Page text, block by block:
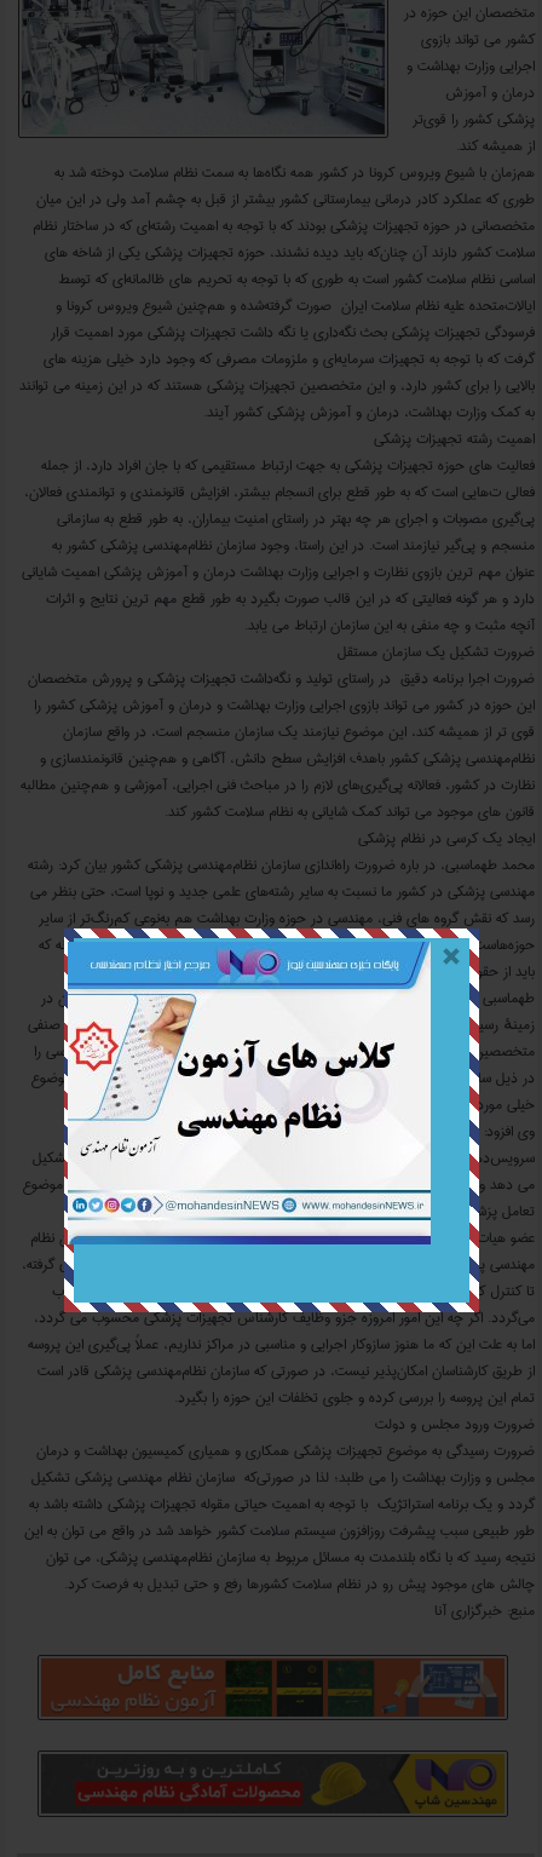
متخصصان این حوزه در
کشور می‌ تواند بازوی
اجرایی وزارت بهداشت و
درمان و آموزش
پزشکی کشور را قوی‌تر
از همیشه کند.
هم‌زمان با شیوع ویروس کرونا در کشور همه نگاه‌ها به سمت نظام سلامت دوخته شد به‌
طوری‌ که عملکرد کادر درمانی بیمارستانی کشور بیشتر از قبل به چشم آمد ولی در این میان
متخصصانی در حوزه تجهیزات پزشکی بودند که با توجه به اهمیت رشته‌ای که در ساختار نظام
سلامت کشور دارند آن ‌چنان‌که باید دیده نشدند، حوزه تجهیزات پزشکی یکی از شاخه‌ های
اساسی نظام سلامت کشور است به‌ طوری ‌که با توجه به تحریم ‌های ظالمانه‌ای که توسط
ایالات‌متحده علیه نظام سلامت ایران صورت گرفته‌شده و هم‌چنین شیوع ویروس کرونا و
فرسودگی تجهیزات پزشکی بحث نگه‌داری یا نگه داشت تجهیزات پزشکی مورد اهمیت قرار
گرفت که با توجه به تجهیزات سرمایه‌ای و ملزومات مصرفی که وجود دارد خیلی هزینه‌ های
بالایی را برای کشور دارد، و این متخصصین تجهیزات پزشکی هستند که در این زمینه می ‌توانند
به کمک وزارت بهداشت، درمان و آموزش پزشکی کشور آیند.
اهمیت رشته تجهیزات پزشکی
فعالیت‌ های حوزه تجهیزات پزشکی به جهت ارتباط مستقیمی که با جان افراد دارد، از جمله
فعالی ت‌هایی است که به‌ طور قطع برای انسجام بیشتر، افزایش قانونمندی و توانمندی فعالان،
پی‌گیری مصوبات و اجرای هر چه ‌بهتر در راستای امنیت بیماران، به ‌طور قطع به سازمانی
منسجم و پی‌گیر نیازمند است. در این راستا، وجود سازمان نظام‌مهندسی پزشکی کشور به
‌عنوان مهم ‌ترین بازوی نظارت و اجرایی وزارت بهداشت درمان و آموزش پزشکی اهمیت شایانی
دارد و هر گونه فعالیتی که در این قالب صورت بگیرد به‌ طور قطع مهم‌ ترین نتایج و اثرات
آنچه مثبت و چه منفی به این سازمان ارتباط می ‌یابد.
ضرورت تشکیل یک سازمان مستقل
ضرورت اجرا برنامه دقیق در راستای تولید و نگه‌داشت تجهیزات پزشکی و پرورش متخصصان
این حوزه در کشور می‌ تواند بازوی اجرایی وزارت بهداشت و درمان و آموزش پزشکی کشور را
قوی ‌تر از همیشه کند، این موضوع نیازمند یک سازمان منسجم است، در واقع سازمان
نظام‌مهندسی پزشکی کشور باهدف افزایش سطح دانش، آگاهی و هم‌چنین قانونمندسازی و
نظارت در کشور، فعالانه پی‌گیری‌های لازم را در مباحث فنی اجرایی، آموزشی و هم‌چنین مطالبه
قانون ‌های موجود می‌ تواند کمک شایانی به‌ نظام سلامت کشور کند.
ایجاد یک کرسی در نظام پزشکی
محمد طهماسبی، در باره ضرورت راه‌اندازی سازمان نظام‌مهندسی پزشکی کشور بیان کرد: رشته
مهندسی پزشکی در کشور ما نسبت به سایر رشته‌های علمی جدید و نوپا است، حتی بنظر می
‌رسد که نقش گروه‌ های فنی، مهندسی در حوزه وزارت بهداشت هم به‌نوعی کم‌رنگ‌تر از سایر
حوزه‌هاست و نشانگر این واقعیت است که افرادی که در این حوزه فعالیت دارند، آن‌ گونه که
باید از حقوق صنفی این حوزه حمایت نکرده‌اند.
طهماسبی ادامه داد: اخیراً نشست هایی را با سازمان نظام پزشکی جمهوری اسلامی ایران در
زمینهٔ رسیدگی هر چه بهتر به متخصصین پزشکی کشور داشتیم که هیئت‌مدیره انجمن صنفی
متخصصین تجهیزات پزشکی نیز در این نشست ها حاضر بودند که مقرر گردید یک کرسی را
در ذیل سازمان نظام پزشکی به‌ عنوان نظام تجهیزات پزشکی کشور به ما بدهند و این موضوع
خیلی مورد استقبال قرار گرفت.
وی افزود: البته تشکیل سازمان نظام‌مهندسی پزشکی، می ‌تواند کمک شایانی به ارتقاء
سرویس‌دهی به بیماران کند زیرا یک‌سوم سرمایه هر مرکز درمانی را تجهیزات پزشکی تشکیل
می ‌دهد و با حذف تجهیزات پزشکی عملاً به بیمار خدمات چندانی ارائه نمی ‌شود و این موضوع
تعامل پزشکان با تجهیزات پزشکی را می ‌طلبد.
عضو هیات مدیره انجمن صنفی متخصصین تجهیزات پزشکی کشور گفت: وجود سازمان نظام
‌مهندسی پزشکی برای اعضا حائز اهمیت فراوانی است، از تجهیز مراکز بهداشتی و درمانی گرفته،
تا کنترل کیفی و کالیبره بودن دستگاه‌ های مراکز همه جزو فعالیت‌ های سازمان محسوب
می‌گردد. اگر چه این امور امروزه جزو وظایف کارشناس تجهیزات پزشکی محسوب می‌ گردد،
اما به علت این که ما هنوز سازوکار اجرایی و مناسبی در مراکز نداریم، عملاً پی‌گیری این پروسه
از طریق کارشناسان امکان‌پذیر نیست، در صورتی ‌که سازمان نظام‌مهندسی پزشکی قادر است
تمام این پروسه را بررسی کرده و جلوی تخلفات این حوزه را بگیرد.
ضرورت ورود مجلس و دولت
ضرورت رسیدگی به موضوع تجهیزات پزشکی همکاری و همیاری کمیسیون بهداشت و درمان
مجلس و وزارت بهداشت را می‌ طلبد؛ لذا در صورتی‌که سازمان نظام ‌مهندسی پزشکی تشکیل
گردد و یک برنامه استراتژیک با توجه به اهمیت حیاتی مقوله تجهیزات پزشکی داشته باشد به
‌طور طبیعی سبب پیشرفت روزافزون سیستم سلامت کشور خواهد شد در واقع می ‌توان به این
نتیجه رسید که با نگاه بلندمدت به مسائل مربوط به سازمان نظام‌مهندسی پزشکی، می ‌توان
چالش‌ های موجود پیش رو در نظام سلامت کشورها رفع و حتی تبدیل به فرصت کرد.
منبع: خبرگزاری آنا